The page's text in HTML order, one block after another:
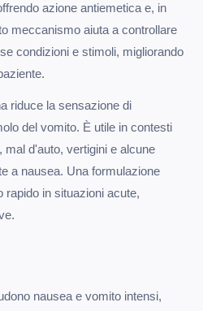
azione antiemetica e, in
meccanismo aiuta a controllare
condizioni e stimoli, migliorando
riduce la sensazione di
del vomito. È utile in contesti
d'auto, vertigini e alcune
a nausea. Una formulazione
rapido in situazioni acute,
nausea e vomito intensi,